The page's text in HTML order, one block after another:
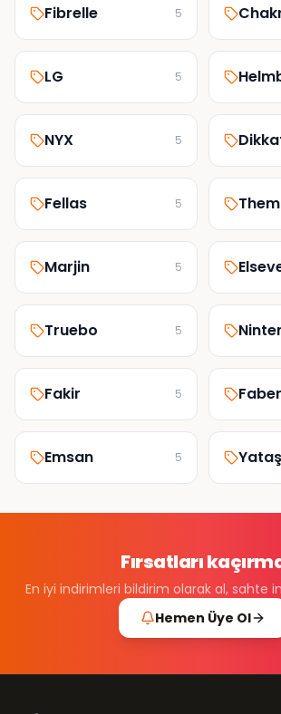
Fibrelle 5
LG 5
NYX 5
Fellas 5
Marjin 5
Truebo 5
Fakir 5
Emsan 5 Yataş
Fırsatları
En iyi indirimleri bildirim olarak al, sahte
Hemen Üye Ol